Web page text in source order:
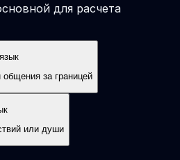
для расчета
за границей
или души